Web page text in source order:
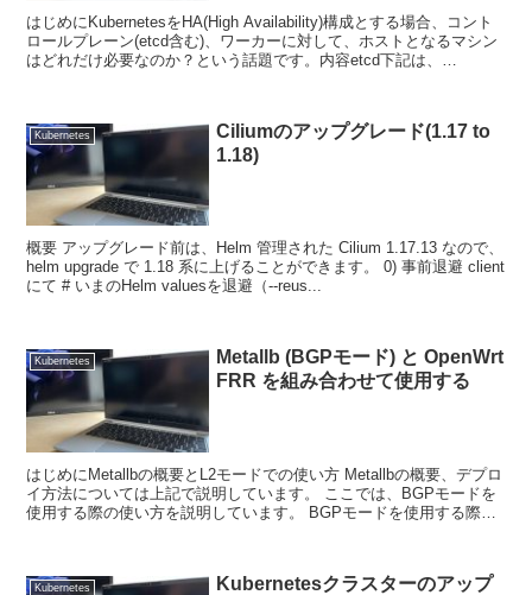
はじめにKubernetesをHA(High Availability)構成とする場合、コント
ロールプレーン(etcd含む)、ワーカーに対して、ホストとなるマシン
はどれだけ必要なのか？という話題です。内容etcd下記は、
Kubernetes
Ciliumのアップグレード(1.17 to
1.18)
概要 アップグレード前は、Helm 管理された Cilium 1.17.13 なので、
helm upgrade で 1.18 系に上げることができます。 0) 事前退避 client
にて # いまのHelm valuesを退避（--reus...
Kubernetes
Metallb (BGPモード) と OpenWrt
FRR を組み合わせて使用する
はじめにMetallbの概要とL2モードでの使い方 Metallbの概要、デプロ
イ方法については上記で説明しています。 ここでは、BGPモードを
使用する際の使い方を説明しています。 BGPモードを使用する際に
Kubernetes
Kubernetesクラスターのアップ